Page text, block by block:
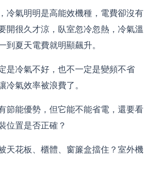
冷氣明明是高能效機種，電費卻沒有
開很久才涼，臥室忽冷忽熱，冷氣溫
到夏天電費就明顯飆升。
是冷氣不好，也不一定是變頻不省
冷氣效率被浪費了。
節能優勢，但它能不能省電，還要看
位置是否正確？
天花板、櫃體、窗簾盒擋住？室外機